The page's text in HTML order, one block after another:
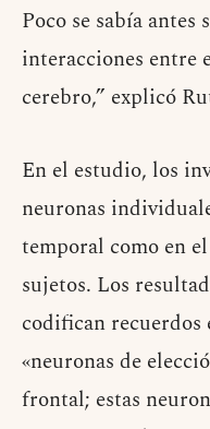
Poco se sabía
interacciones entre
cerebro,” explicó
En el estudio, los
neuronas
temporal como en
sujetos. Los
codifican
«neuronas de
frontal; estas